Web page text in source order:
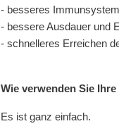
- besseres
- bessere Ausdauer und
- schnelleres Erreichen
Wie verwenden Sie
Es ist ganz einfach.